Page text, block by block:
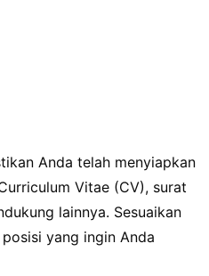
Anda telah menyiapkan
Vitae (CV), surat
lainnya. Sesuaikan
yang ingin Anda